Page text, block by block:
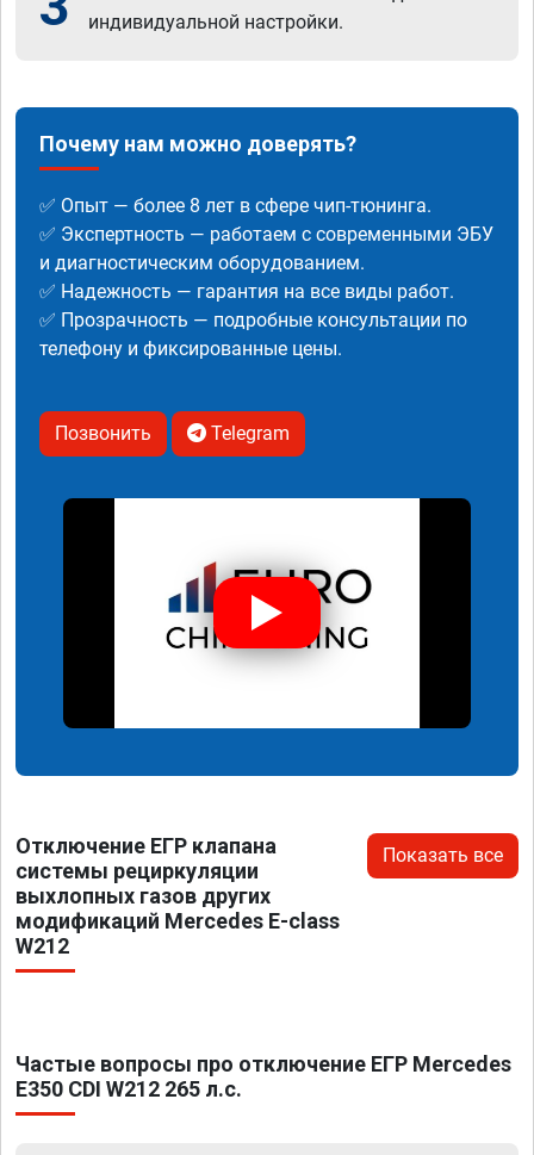
индивидуальной настройки.
Почему нам можно доверять?
✅ Опыт — более 8 лет в сфере чип-тюнинга.
✅ Экспертность — работаем с современными ЭБУ
и диагностическим оборудованием.
✅ Надежность — гарантия на все виды работ.
✅ Прозрачность — подробные консультации по
телефону и фиксированные цены.
Позвонить Telegram
Отключение ЕГР клапана
системы рециркуляции
выхлопных газов других
модификаций Mercedes E-class
W212
Показать все
Частые вопросы про отключение ЕГР Mercedes
E350 CDI W212 265 л.с.